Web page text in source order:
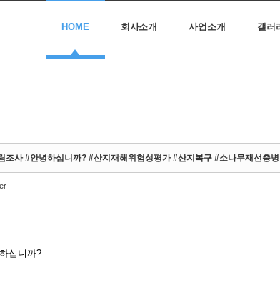
HOME 회사소개 사업소개 갤러
조사 #안녕하십니까? #산지재해위험성평가 #산지복구 #소나무재선충
십니까?